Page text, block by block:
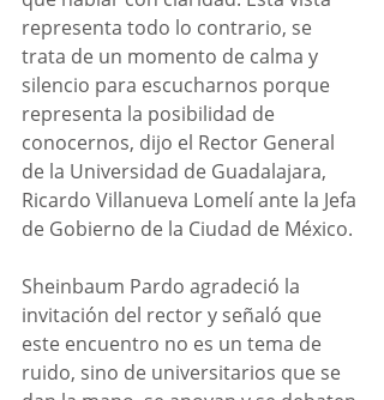
representa todo lo contrario, se
trata de un momento de calma y
silencio para escucharnos porque
representa la posibilidad de
conocernos, dijo el Rector General
de la Universidad de Guadalajara,
Ricardo Villanueva Lomelí ante la Jefa
de Gobierno de la Ciudad de México.
Sheinbaum Pardo agradeció la
invitación del rector y señaló que
este encuentro no es un tema de
ruido, sino de universitarios que se